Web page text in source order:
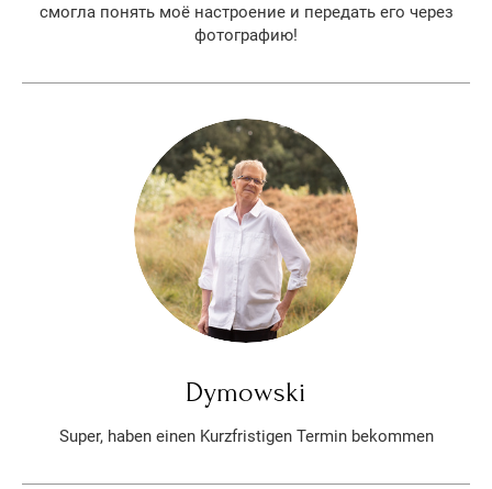
смогла понять моё настроение и передать его через
фотографию!
Dymowski
Super, haben einen Kurzfristigen Termin bekommen